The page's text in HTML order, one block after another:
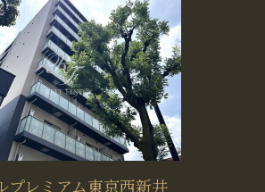
プレミアム東京西新井